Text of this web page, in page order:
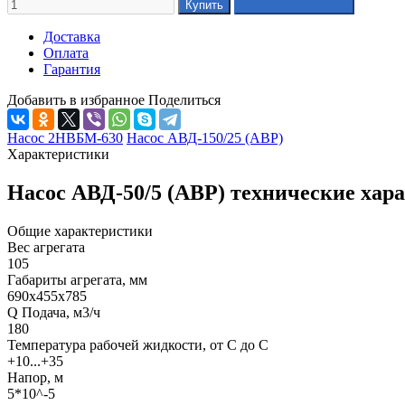
Доставка
Оплата
Гарантия
Добавить в избранное Поделиться
Насос 2НВБМ-630 Насос АВД-150/25 (АВР)
Характеристики
Насос АВД-50/5 (АВР) технические
Общие характеристики
Вес агрегата
105
Габариты агрегата, мм
690х455х785
Q Подача, м3/ч
180
Температура рабочей жидкости, от С до С
+10...+35
Напор, м
5*10^-5